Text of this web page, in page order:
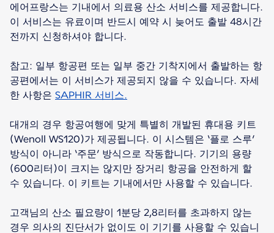
에어프랑스는 기내에서 의료용 산소 서비스를 제공합니다.
이 서비스는 유료이며 반드시 예약 시 늦어도 출발 48시간
전까지 신청하셔야 합니다.
참고: 일부 항공편 또는 일부 중간 기착지에서 출발하는 항
공편에서는 이 서비스가 제공되지 않을 수 있습니다. 자세
한 사항은 SAPHIR 서비스.
대개의 경우 항공여행에 맞게 특별히 개발된 휴대용 키트
(Wenoll WS120)가 제공됩니다. 이 시스템은 ‘플로 스루’
방식이 아니라 ‘주문’ 방식으로 작동합니다. 기기의 용량
(600리터)이 크지는 않지만 장거리 항공을 안전하게 할
수 있습니다. 이 키트는 기내에서만 사용할 수 있습니다.
고객님의 산소 필요량이 1분당 2,8리터를 초과하지 않는
경우 의사의 진단서가 없이도 이 기기를 사용할 수 있습니